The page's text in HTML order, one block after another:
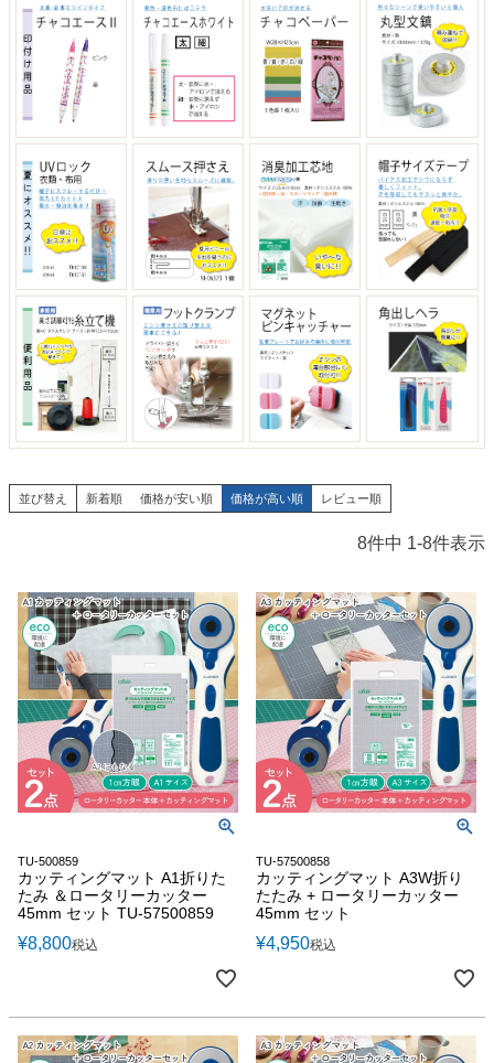
並び替え 新着順 価格が安い順 価格が高い順 レビュー順
8件中 1-8件表示
TU-500859
カッティングマット A1折りた
たみ ＆ロータリーカッター
45mm セット TU-57500859
¥8,800税込
TU-57500858
カッティングマット A3W折り
たたみ + ロータリーカッター
45mm セット
¥4,950税込